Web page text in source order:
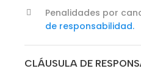
Penalidades por
de responsabilidad.
CLÁUSULA DE